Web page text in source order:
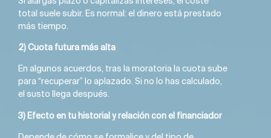
total suele subir. Es normal: el dinero está prestado
más tiempo.
2) Cuota futura más alta
En algunos acuerdos, tras la moratoria la cuota sube
para “recuperar” lo aplazado. Si no lo has calculado,
el susto llega después.
3) Efecto en tu historial y relación con el financiador